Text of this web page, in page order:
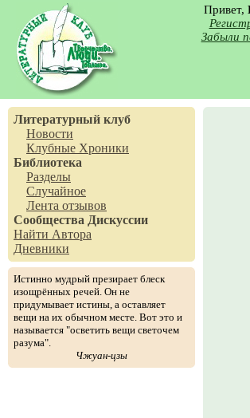
Привет,
Забыли
Литературный клуб
Новости
Клубные Хроники
Библиотека
Разделы
Случайное
Лента отзывов
Сообщества Дискуссии
Найти Автора
Дневники
Истинно мудрый презирает блеск
изощрённых речей. Он не
придумывает истины, а оставляет
вещи на их обычном месте. Вот это и
называется "осветить вещи светочем
разума".
Чжуан-цзы